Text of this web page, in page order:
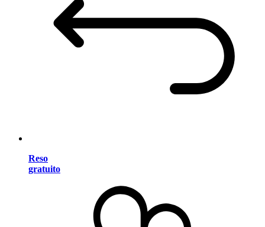
Reso
gratuito